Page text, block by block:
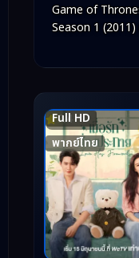
Game of
Season 1 (2011)
Full HD
พากย์ไทย
7.4